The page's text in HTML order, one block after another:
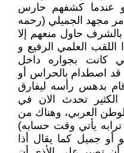
و عندما كشفهم حارس
مجهد الجميلي (رحمه
حاول منعهم إلا
اللقب العلمي الرفيع و
كانت بجواره داخل
قد اصطدام بالحراس أو
بدهس رأسه ليفارق
الكثير تحدث الان في
العربي، وهناك من
يأتي وقت حسابه)
جميل كما يقال أذا